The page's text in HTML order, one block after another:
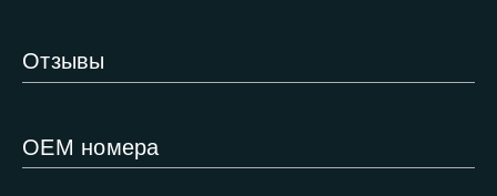
Отзывы
ОЕМ номера